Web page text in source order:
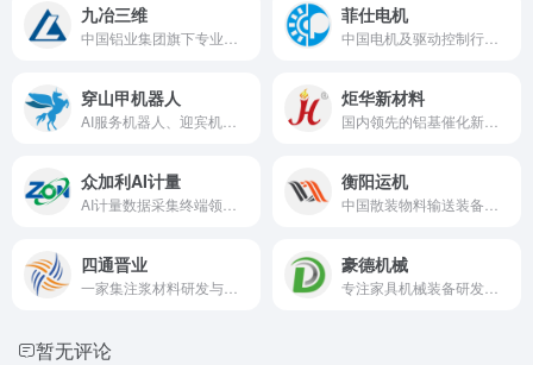
九冶三维 菲仕电机
穿山甲机器人 炬华新材料
众加利AI计量 衡阳运机
四通晋业 豪德机械
暂无评论